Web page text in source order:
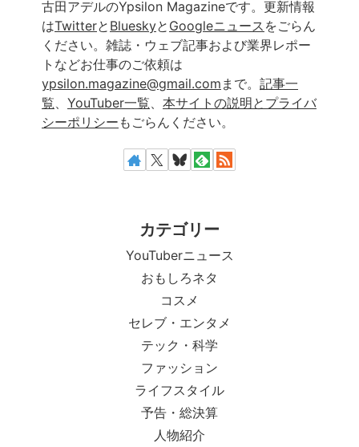
古田アデルのYpsilon Magazineです。更新情報
はTwitterと Blueskyと Googleニュース をごらん
ください。雑誌・ウェブ記事および業界レポー
トなどお仕事のご依頼は
ypsilon.magazine@gmail.com まで。 記事一
覧、 YouTuber一覧、 本サイトの説明とプライバ
シーポリシー もごらんください。
カテゴリー
YouTuberニュース
おもしろネタ
コスメ
セレブ・エンタメ
テック・科学
ファッション
ライフスタイル
予告・総決算
人物紹介